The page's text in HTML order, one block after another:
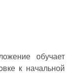
обучает
к начальной